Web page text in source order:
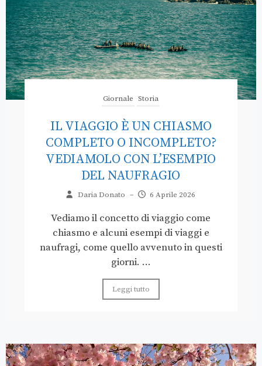
Giornale Storia
IL VIAGGIO È UN CHIASMO
COMPLETO O INCOMPLETO?
VEDIAMOLO CON L’ESEMPIO
DEL NAUFRAGIO
Daria Donato – 6 Aprile 2026
Vediamo il concetto di viaggio come
chiasmo e alcuni esempi di viaggi e
naufragi, come quello avvenuto in questi
giorni. ...
Leggi tutto